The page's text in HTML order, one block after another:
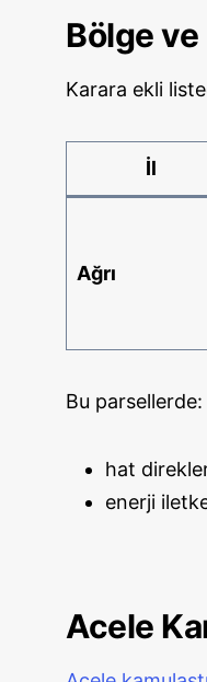
Bölge
Karara ekli
İl
Ağrı
Bu parsellerde:
hat
enerji
Acele